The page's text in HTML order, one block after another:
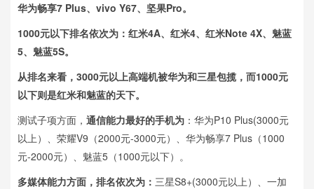
华为畅享7 Plus、vivo Y67、坚果Pro。
1000元以下排名依次为：红米4A、红米4、红米Note 4X、魅蓝
5、魅蓝5S。
从排名来看，3000元以上高端机被华为和三星包揽，而1000元
以下则是红米和魅蓝的天下。
测试子项方面， 通信能力最好的手机为 ：华为P10 Plus(3000元
以上）、荣耀V9（2000元-3000元）、华为畅享7 Plus（1000
元-2000元）、魅蓝5（1000元以下）。
多媒体能力方面，排名依次为： 三星S8+(3000元以上）、一加